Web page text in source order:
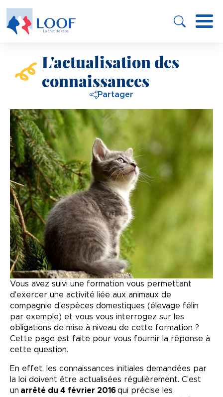
contenu
L'actualisation des
connaissances
Partager
Image
Vous avez suivi une formation vous permettant
d'exercer une activité liée aux animaux de
compagnie d'espèces domestiques (élevage félin
par exemple) et vous vous interrogez sur les
obligations de mise à niveau de cette formation ?
Cette page est faite pour vous fournir la réponse à
cette question.
En effet, les connaissances initiales demandées par
la loi doivent être actualisées régulièrement. C'est
un arrêté du 4 février 2016qui précise les